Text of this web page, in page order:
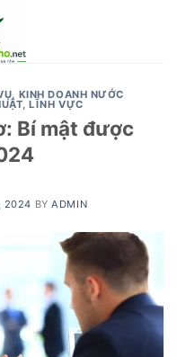
, KINH DOANH NƯỚC
,LĨNH VỰC
Bí mật được
2024 BYADMIN